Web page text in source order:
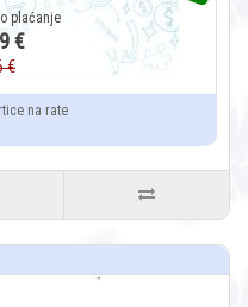
€
€
na rate